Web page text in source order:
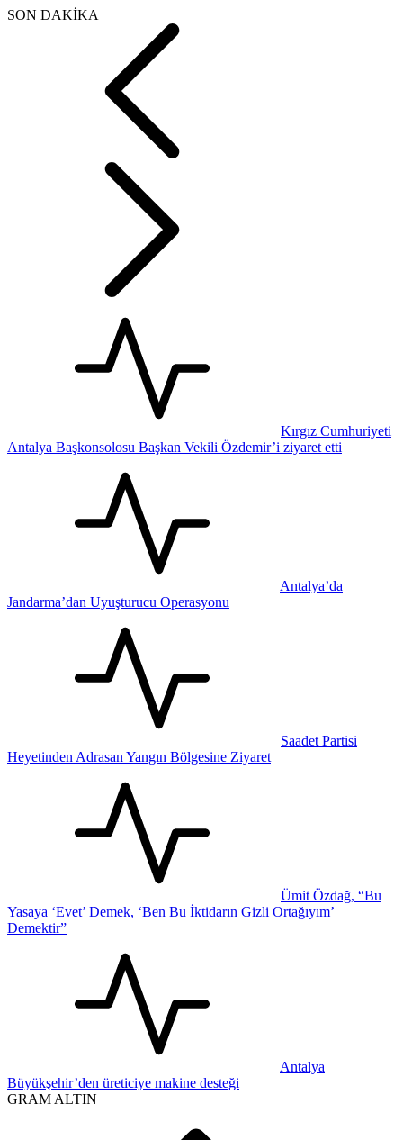
SON DAKİKA
Kırgız Cumhuriyeti
Antalya Başkonsolosu Başkan Vekili Özdemir’i ziyaret etti
Antalya’da
Jandarma’dan Uyuşturucu Operasyonu
Saadet Partisi
Heyetinden Adrasan Yangın Bölgesine Ziyaret
Ümit Özdağ, “Bu
Yasaya ‘Evet’ Demek, ‘Ben Bu İktidarın Gizli Ortağıyım’
Demektir”
Antalya
Büyükşehir’den üreticiye makine desteği
GRAM ALTIN